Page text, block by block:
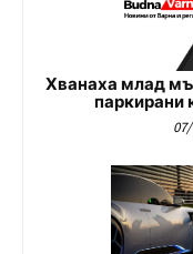
Хванаха млад
паркирани